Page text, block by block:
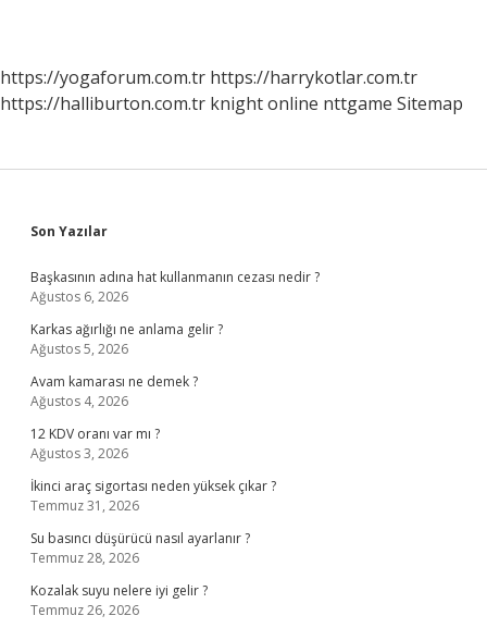
https://yogaforum.com.tr https://harrykotlar.com.tr
https://halliburton.com.tr knight online nttgame Sitemap
Sidebar
Son Yazılar
Başkasının adına hat kullanmanın cezası nedir ?
Ağustos 6, 2026
Karkas ağırlığı ne anlama gelir ?
Ağustos 5, 2026
Avam kamarası ne demek ?
Ağustos 4, 2026
12 KDV oranı var mı ?
Ağustos 3, 2026
İkinci araç sigortası neden yüksek çıkar ?
Temmuz 31, 2026
Su basıncı düşürücü nasıl ayarlanır ?
Temmuz 28, 2026
Kozalak suyu nelere iyi gelir ?
Temmuz 26, 2026